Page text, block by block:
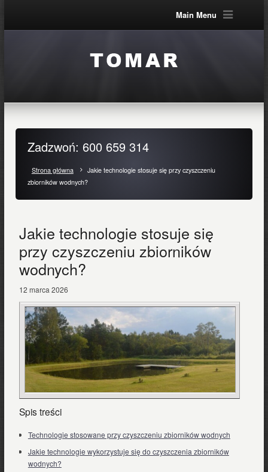
Main Menu
Zadzwoń: 600 659 314
Strona główna
Jakie technologie stosuje się przy czyszczeniu
zbiorników wodnych?
Jakie technologie stosuje się
przy czyszczeniu zbiorników
wodnych?
12 marca 2026
Spis treści
Technologie stosowane przy czyszczeniu zbiorników wodnych
Jakie technologie wykorzystuje się do czyszczenia zbiorników
wodnych?